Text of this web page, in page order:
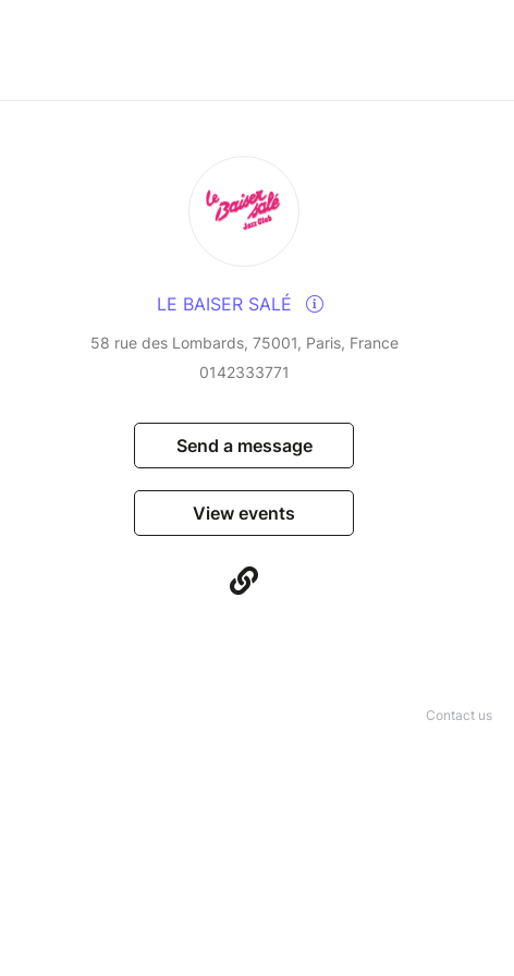
original compositions with bold rereadings of
LE BAISER SALÉ
58 rue des Lombards, 75001, Paris, France
0142333771
Send a message
View events
Contact us